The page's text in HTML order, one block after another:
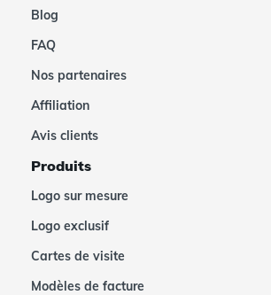
Blog
FAQ
Nos partenaires
Affiliation
Avis clients
Produits
Logo sur mesure
Logo exclusif
Cartes de visite
Modèles de facture